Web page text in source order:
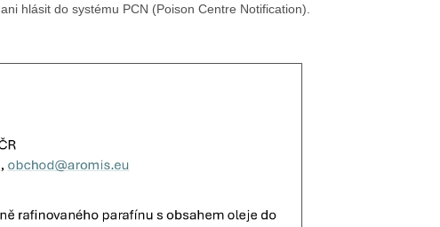
ani hlásit do systému PCN (Poison Centre Notification).